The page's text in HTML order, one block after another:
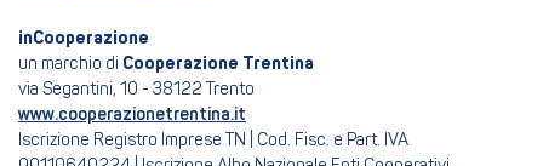
inCooperazione
un marchio di Cooperazione Trentina
via Segantini, 10 - 38122 Trento
www.cooperazionetrentina.it
Iscrizione Registro Imprese TN | Cod. Fisc. e Part. IVA